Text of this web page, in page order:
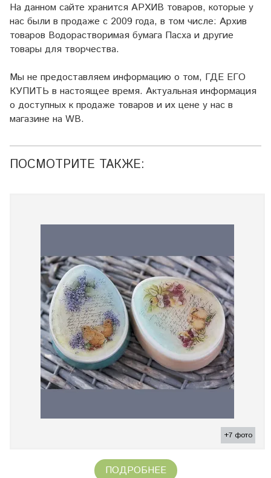
На данном сайте хранится АРХИВ товаров, которые у
нас были в продаже с 2009 года, в том числе: Архив
товаров Водорастворимая бумага Пасха и другие
товары для творчества.
Мы не предоставляем информацию о том, ГДЕ ЕГО
КУПИТЬ в настоящее время. Актуальная информация
о доступных к продаже товаров и их цене у нас в
магазине на WB.
ПОСМОТРИТЕ ТАКЖЕ:
+7 фото
ПОДРОБНЕЕ